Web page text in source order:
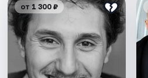
от 1 300 ₽